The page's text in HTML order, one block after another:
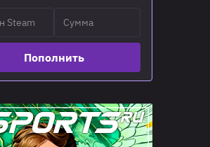
Пополнить